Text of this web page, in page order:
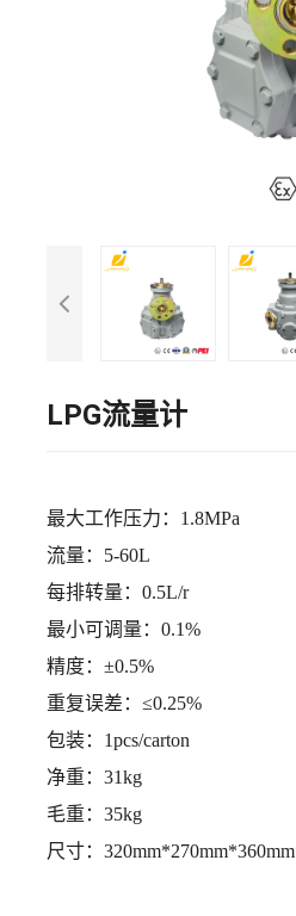
LPG流量计
最大工作压力： 1.8MPa
流量： 5-60L
每排转量： 0.5L/r
最小可调量： 0.1%
精度： ±0.5%
重复误差： ≤0.25%
包装： 1pcs/carton
净重： 31kg
毛重： 35kg
尺寸： 320mm*270mm*360mm